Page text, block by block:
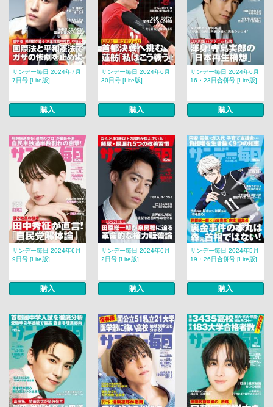
サンデー毎日 2024年7月
7日号 [Lite版]
購入
サンデー毎日 2024年6月
30日号 [Lite版]
購入
サンデー毎日 2024年6月
16・23日合併号 [Lite版]
購入
サンデー毎日 2024年6月
9日号 [Lite版]
購入
サンデー毎日 2024年6月
2日号 [Lite版]
購入
サンデー毎日 2024年5月
19・26日合併号 [Lite版]
購入